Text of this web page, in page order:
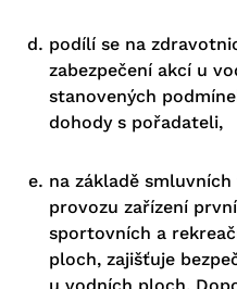
podílí se na
zabezpečení akcí u
stanovených
dohody s pořadateli,
na základě
provozu zařízení
sportovních a
ploch, zajišťuje